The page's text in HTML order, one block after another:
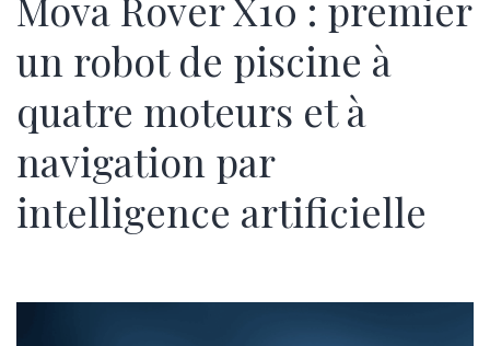
un robot de piscine à
quatre moteurs et à
navigation par
intelligence artificielle